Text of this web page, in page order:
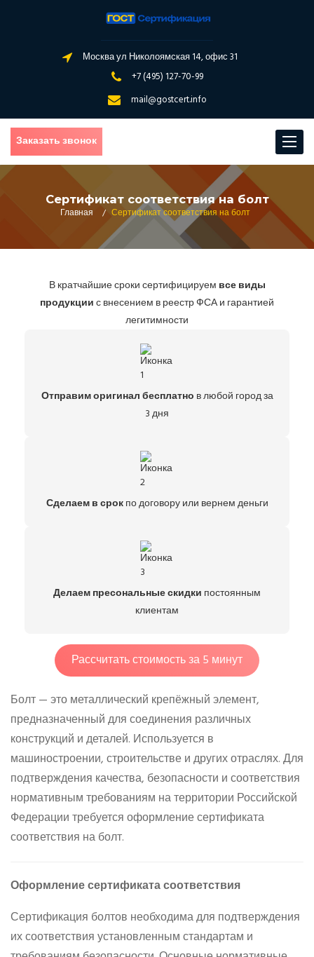
Москва ул Николоямская 14, офис 31
+7 (495) 127-70-99
mail@gostcert.info
Toggle
Заказать звонок
Сертификат соответствия на болт
Главная
/ Сертификат соответствия на болт
В кратчайшие сроки сертифицируем все виды
продукциис внесением в реестр ФСА и гарантией
легитимности
Отправим оригинал бесплатно в любой город за
3 дня
Сделаем в срокпо договору или вернем деньги
Делаем пресональные скидки постоянным
клиентам
Рассчитать стоимость за 5 минут
Болт — это металлический крепёжный элемент,
предназначенный для соединения различных
конструкций и деталей. Используется в
машиностроении, строительстве и других отраслях. Для
подтверждения качества, безопасности и соответствия
нормативным требованиям на территории Российской
Федерации требуется оформление сертификата
соответствия на болт.
Оформление сертификата соответствия
Сертификация болтов необходима для подтверждения
их соответствия установленным стандартам и